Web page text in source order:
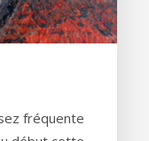
fréquente